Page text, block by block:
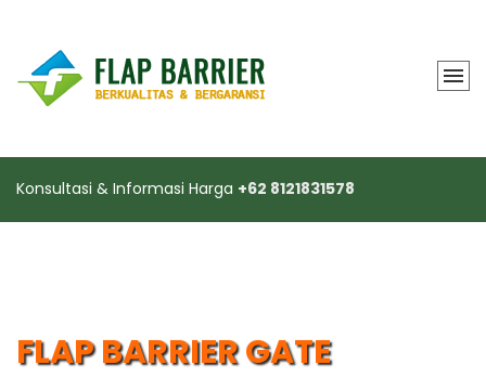
Konsultasi & Informasi Harga +62 8121831578
FLAP BARRIER GATE